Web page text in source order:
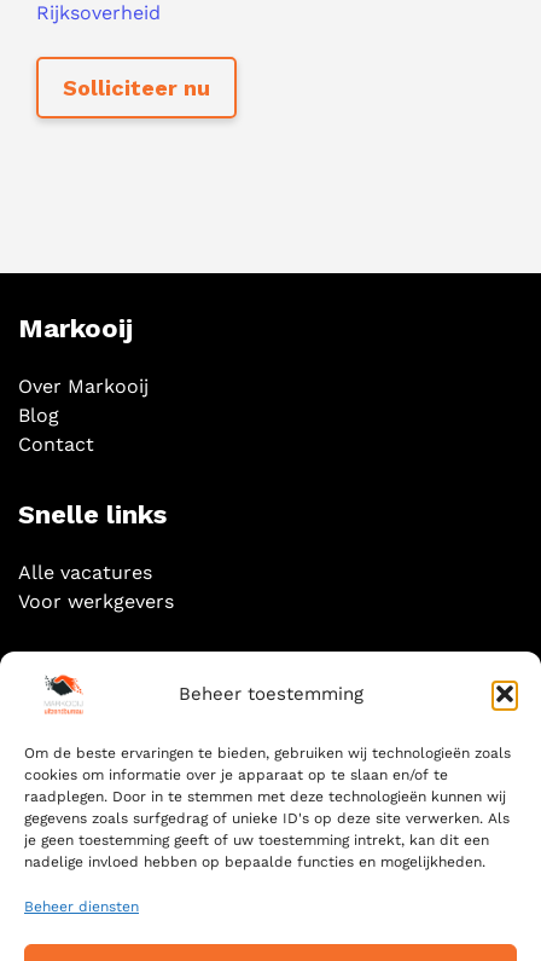
Beheer toestemming
Om de beste ervaringen te bieden, gebruiken wij technologieën zoals
cookies om informatie over je apparaat op te slaan en/of te
raadplegen. Door in te stemmen met deze technologieën kunnen wij
gegevens zoals surfgedrag of unieke ID's op deze site verwerken. Als
je geen toestemming geeft of uw toestemming intrekt, kan dit een
nadelige invloed hebben op bepaalde functies en mogelijkheden.
Beheer diensten
Rijksoverheid
Markooij
Over Markooij
Blog
Contact
Snelle links
Alle vacatures
Voor werkgevers
Socials
Zoeken
FOR: